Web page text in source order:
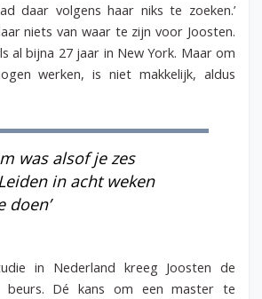
daar volgens haar niks te zoeken.’
niets van waar te zijn voor Joosten.
al bijna 27 jaar in New York. Maar om
werken, is niet makkelijk, aldus
was alsof je zes
in acht weken
doen’
in Nederland kreeg Joosten de
beurs. Dé kans om een master te